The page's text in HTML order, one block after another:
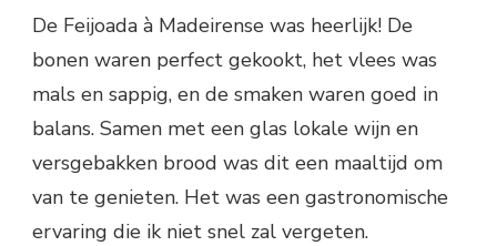
De Feijoada à Madeirense was heerlijk! De
bonen waren perfect gekookt, het vlees was
mals en sappig, en de smaken waren goed in
balans. Samen met een glas lokale wijn en
versgebakken brood was dit een maaltijd om
van te genieten. Het was een gastronomische
ervaring die ik niet snel zal vergeten.